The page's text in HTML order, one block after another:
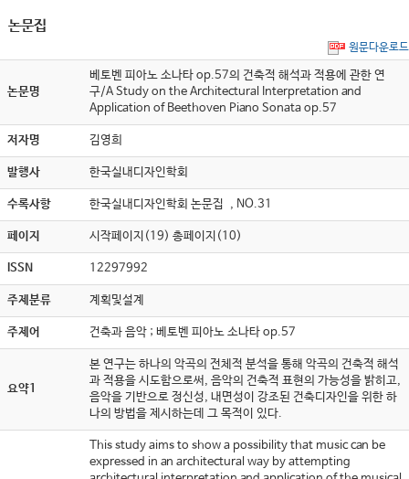
논문집
원문다운로드
논문명
베토벤 피아노 소나타 op.57의 건축적 해석과 적용에 관한 연
구/A Study on the Architectural Interpretation and
Application of Beethoven Piano Sonata op.57
저자명 김영희
발행사 한국실내디자인학회
수록사항 한국실내디자인학회 논문집 , NO.31
페이지 시작페이지(19) 총페이지(10)
ISSN 12297992
주제분류 계획및설계
주제어 건축과 음악 ; 베토벤 피아노 소나타 op.57
요약1
본 연구는 하나의 악곡의 전체적 분석을 통해 악곡의 건축적 해석
과 적용을 시도함으로써, 음악의 건축적 표현의 가능성을 밝히고,
음악을 기반으로 정신성, 내면성이 강조된 건축디자인을 위한 하
나의 방법을 제시하는데 그 목적이 있다.
This study aims to show a possibility that music can be
expressed in an architectural way by attempting